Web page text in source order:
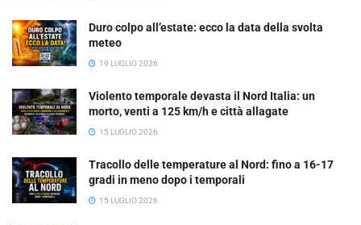
Duro colpo all’estate: ecco la data della svolta
meteo
19 LUGLIO 2026
Violento temporale devasta il Nord Italia: un
morto, venti a 125 km/h e città allagate
15 LUGLIO 2026
Tracollo delle temperature al Nord: fino a 16-17
gradi in meno dopo i temporali
15 LUGLIO 2026